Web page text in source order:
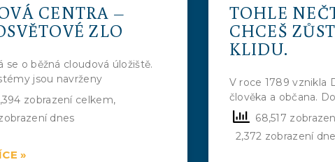
CENTRA –
ZLO
se o běžná cloudová úložiště.
jsou navrženy
zobrazení celkem,
dnes
»
TOHLE
CHCEŠ
KLIDU.
V roce 1789 vznikla
člověka a občana.
68,517
2,372 zobrazení